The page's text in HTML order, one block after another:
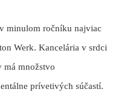
minulom ročníku najviac
Werk. Kancelária v srdci
množstvo
prívetivých súčastí.